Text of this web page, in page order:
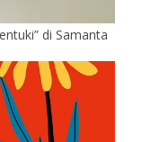
di Samanta